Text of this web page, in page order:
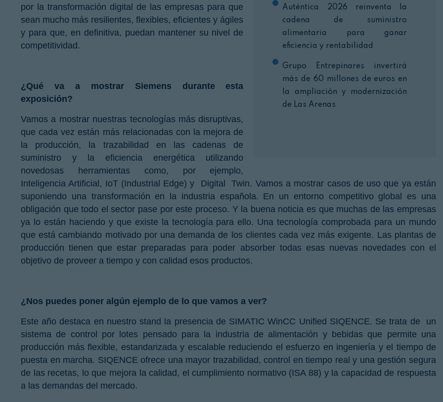
Auténtica 2026 reinventa la
cadena de suministro
alimentaria para ganar
eficiencia y rentabilidad
Grupo Entrepinares invertirá
más de 60 millones de euros en
la ampliación y modernización
de Las Arenas
por la transformación digital de las empresas para que
sean mucho más resilientes, flexibles, eficientes y ágiles
y para que, en definitiva, puedan mantener su nivel de
competitividad.
¿Qué va a mostrar Siemens durante esta
exposición?
Vamos a mostrar nuestras tecnologías más disruptivas,
que cada vez están más relacionadas con la mejora de
la producción, la trazabilidad en las cadenas de
suministro y la eficiencia energética utilizando
novedosas herramientas como, por ejemplo,
Inteligencia Artificial, IoT (Industrial Edge) y Digital Twin. Vamos a mostrar casos de uso que ya están
suponiendo una transformación en la industria española. En un entorno competitivo global es una
obligación que todo el sector pase por este proceso. Y la buena noticia es que muchas de las empresas
ya lo están haciendo y que existe la tecnología para ello. Una tecnología comprobada para un mundo
que está cambiando motivado por una demanda de los clientes cada vez más exigente. Las plantas de
producción tienen que estar preparadas para poder absorber todas esas nuevas novedades con el
objetivo de proveer a tiempo y con calidad esos productos.
¿Nos puedes poner algún ejemplo de lo que vamos a ver?
Este año destaca en nuestro stand la presencia de SIMATIC WinCC Unified SIQENCE. Se trata de un
sistema de control por lotes pensado para la industria de alimentación y bebidas que permite una
producción más flexible, estandarizada y escalable reduciendo el esfuerzo en ingeniería y el tiempo de
puesta en marcha. SIQENCE ofrece una mayor trazabilidad, control en tiempo real y una gestión segura
de las recetas, lo que mejora la calidad, el cumplimiento normativo (ISA 88) y la capacidad de respuesta
a las demandas del mercado.
Nombre: